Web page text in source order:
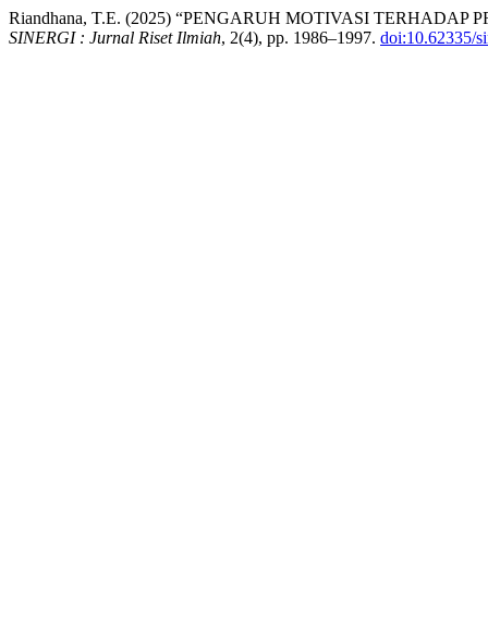
Riandhana, T.E. (2025) “PENGARUH MOTIVASI TERHADAP
SINERGI : Jurnal Riset Ilmiah, 2(4), pp. 1986–1997. doi:10.62335/